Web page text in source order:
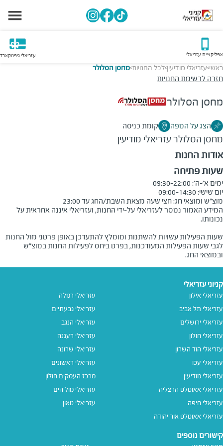
אפליקציית עזריאלי עזריאלי גיפטקארד
ראשי>עזריאלי מודיעין>לכל החנויות>מחסן הסלולר
חזרה לרשימת החנויות
מחסן הסלולר
הצג על המפה קומת כניסה
מחסן הסלולרעזריאלי מודיעין
אודות החנות
שעות פתיחה
מוצ"ש ומוצאי חג: חצי שעה מצאת השבת/החג עד 23:00
המידע האמור נמסר לעזריאלי על-ידי החנות, ועזריאלי איננה אחראית על
שעות הפעילות עשויות להשתנות ומומלץ להתעדכן באופן פרטני מול החנות
לגבי שעות הפעילות המעודכנות, בפרט ביחס לפעילות החנות במוצ"ש
ובמוצאי החג.
קניוני עזריאלי
עזריאלי אילון
עזריאלי תל אביב
עזריאלי ירושלים
עזריאלי חולון
עזריאלי הוד השרון
עזריאלי עכו
עזריאלי מודיעין
עזריאלי אאוטלט הרצליה
עזריאלי חיפה
עזריאלי אאוטלט אור יהודה
עזריאלי רמלה
עזריאלי גבעתיים
עזריאלי הנגב
עזריאלי רעננה
עזריאלי שרונה
עזריאלי ראשונים
מרכז העסקים חולון
עזריאלי מול הים
עזריאלי טאון
קישורים נוספים